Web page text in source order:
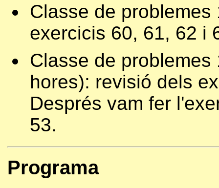
Classe de
exercicis 60, 61, 62 i
Classe de problemes
hores): revisió dels
Després vam fer
53.
Programa